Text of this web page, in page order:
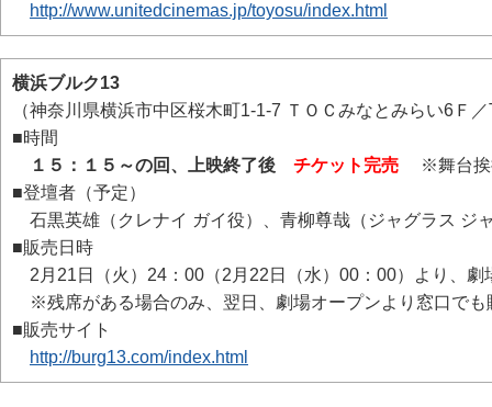
http://www.unitedcinemas.jp/toyosu/index.html
横浜ブルク13
（神奈川県横浜市中区桜木町1-1-7 ＴＯＣみなとみらい6Ｆ
■時間
１５：１５～の回、上映終了後 チケット完売 ※舞台挨
■登壇者（予定）
石黒英雄（クレナイ ガイ役）、青柳尊哉（ジャグラス ジ
■販売日時
2月21日（火）24：00（2月22日（水）00：00）より、劇
※残席がある場合のみ、翌日、劇場オープンより窓口でも
■販売サイト
http://burg13.com/index.html